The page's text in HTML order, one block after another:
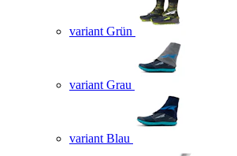
variant Grün
variant Grau
variant Blau